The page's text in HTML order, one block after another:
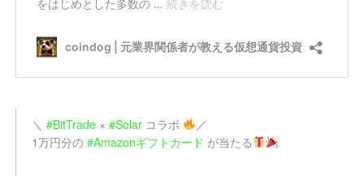
＼#BitTrade ×#Solar コラボ
／
1万円分の#Amazonギフトカード が当たる